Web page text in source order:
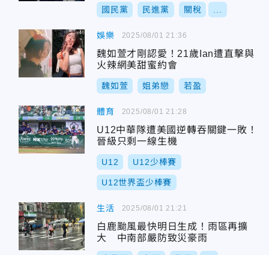
國民黨 民進黨 關稅
娛樂
魏如萱才剛認愛！21歲Ian遭直擊與
火辣網美甜蜜約會
魏如萱 姐弟戀 若盈
2025/08/01 21:36
體育
U12中華隊遭美國逆轉吞關鍵一敗！
晉級只剩一線生機
U12 U12少棒賽
U12世界盃少棒賽
2025/08/01 21:28
生活
白鹿颱風最快明日生成！雨區再擴
大 中南部嚴防致災豪雨
2025/08/01 21:21